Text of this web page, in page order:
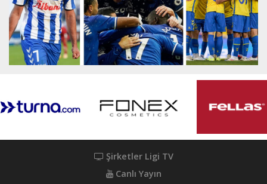
Şirketler Ligi TV
Canlı Yayın